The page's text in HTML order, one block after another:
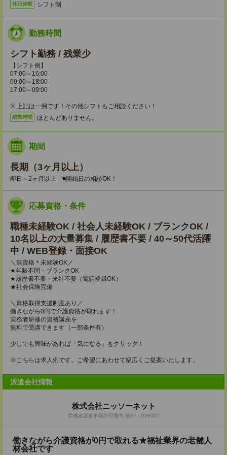
休日休暇 シフト制
勤務時間
シフト勤務 / 残業少
【シフト例】
07:00～16:00
09:00～18:00
17:00～09:00
※ 上記は一例です！その他シフトもご相談ください！
残業時間 ほとんどありません。
期間
長期（3ヶ月以上）
即日～2ヶ月以上 ■開始日の相談OK！
応募資格・条件
職種未経験OK / 社会人未経験OK / ブランクOK /
10名以上の大量募集 / 履歴書不要 / 40～50代活躍
中 / WEB登録・面接OK
＼無資格＊未経験OK／
★年齢不問・ブランクOK
★履歴書不要・来社不要（電話登録OK）
★社会保険完備
＼資格取得支援制度あり／
働きながら0円で介護資格が取れます！
実務者研修の資格講座を
無料で受講できます（一部条件有）
少しでも興味があれば「気になる」をクリック！
※こちらは求人例です。ご希望にあわせて幅広くご提案いたします。
派遣会社情報
株式会社ニッソーネット
労働者派遣事業許可番号:派27－029007
働きながら介護資格が0円で取れる★福祉業界の老舗人
材会社です